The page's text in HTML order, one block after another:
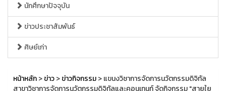
นักศึกษาปัจจุบัน
ข่าวประชาสัมพันธ์
ศิษย์เก่า
หน้าหลัก>ข่าว>ข่าวกิจกรรม> แขนงวิชาการจัดการนวัตกรรมดิจิทัล
สาขาวิชาการจัดการนวัตกรรมดิจิทัลและคอนเทนท์ จัดกิจกรรม "สายใย